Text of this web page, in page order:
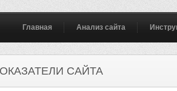
Главная Анализ сайта
САЙТА